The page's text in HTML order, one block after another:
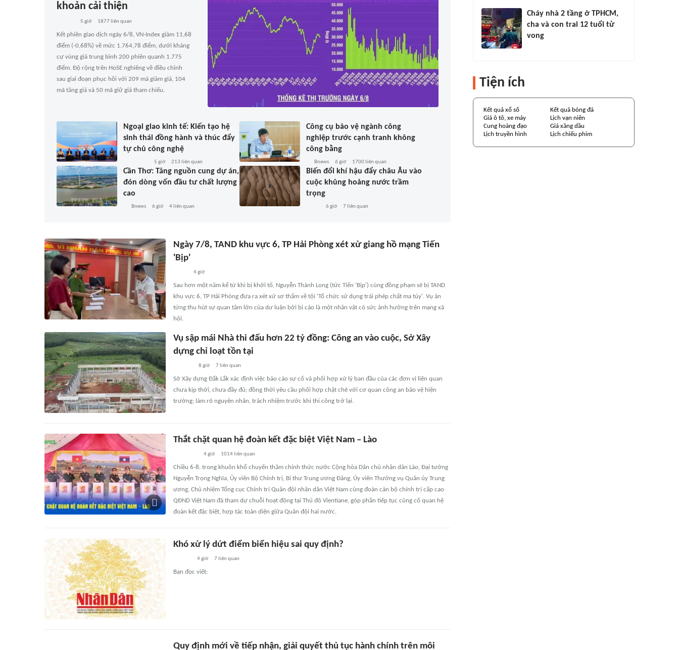
khoản cải thiện
5 giờ 1877 liên quan
Kết phiên giao dịch ngày 6/8, VN-Index giảm 11,68
điểm (-0,68%) về mức 1.764,78 điểm, dưới kháng
cự vùng giá trung bình 200 phiên quanh 1.775
điểm. Độ rộng trên HoSE nghiêng về điều chỉnh
sau giai đoạn phục hồi với 209 mã giảm giá, 104
mã tăng giá và 50 mã giữ giá tham chiếu.
Ngoại giao kinh tế: Kiến tạo hệ
sinh thái đồng hành và thúc đẩy
tự chủ công nghệ
5 giờ 213 liên quan
Công cụ bảo vệ ngành công
nghiệp trước cạnh tranh không
công bằng
Bnews 6 giờ 1700 liên quan
Cần Thơ: Tăng nguồn cung dự án,
đón dòng vốn đầu tư chất lượng
cao
Bnews 6 giờ 4 liên quan
Biến đổi khí hậu đẩy châu Âu vào
cuộc khủng hoảng nước trầm
trọng
6 giờ 7 liên quan
Ngày 7/8, TAND khu vực 6, TP Hải Phòng xét xử giang hồ mạng Tiến
'Bịp'
4 giờ
Sau hơn một năm kể từ khi bị khởi tố, Nguyễn Thành Long (tức Tiến 'Bịp') cùng đồng phạm sẽ bị TAND
khu vực 6, TP Hải Phòng đưa ra xét xử sơ thẩm về tội 'Tổ chức sử dụng trái phép chất ma túy'. Vụ án
từng thu hút sự quan tâm lớn của dư luận bởi bị cáo là một nhân vật có sức ảnh hưởng trên mạng xã
hội.
Vụ sập mái Nhà thi đấu hơn 22 tỷ đồng: Công an vào cuộc, Sở Xây
dựng chỉ loạt tồn tại
8 giờ 7liên quan
Sở Xây dựng Đắk Lắk xác định việc báo cáo sự cố và phối hợp xử lý ban đầu của các đơn vị liên quan
chưa kịp thời, chưa đầy đủ; đồng thời yêu cầu phối hợp chặt chẽ với cơ quan công an bảo vệ hiện
trường; làm rõ nguyên nhân, trách nhiệm trước khi thi công trở lại.
Thắt chặt quan hệ đoàn kết đặc biệt Việt Nam – Lào
4 giờ 1014 liên quan
Chiều 6-8, trong khuôn khổ chuyến thăm chính thức nước Cộng hòa Dân chủ nhân dân Lào, Đại tướng
Nguyễn Trọng Nghĩa, Ủy viên Bộ Chính trị, Bí thư Trung ương Đảng, Ủy viên Thường vụ Quân ủy Trung
ương, Chủ nhiệm Tổng cục Chính trị Quân đội nhân dân Việt Nam cùng đoàn cán bộ chính trị cấp cao
QĐND Việt Nam đã tham dự chuỗi hoạt động tại Thủ đô Vientiane, góp phần tiếp tục củng cố quan hệ
đoàn kết đặc biệt, hợp tác toàn diện giữa Quân đội hai nước.
Khó xử lý dứt điểm biển hiệu sai quy định?
4 giờ 7 liên quan
Bạn đọc viết:
Quy định mới về tiếp nhận, giải quyết thủ tục hành chính trên môi
Cháy nhà 2 tầng ở TPHCM,
cha và con trai 12 tuổi tử
vong
Tiện ích
Kết quả xổ số
Kết quả bóng đá
Giá ô tô, xe máy
Lịch vạn niên
Cung hoàng đạo
Giá xăng dầu
Lịch truyền hình
Lịch chiếu phim